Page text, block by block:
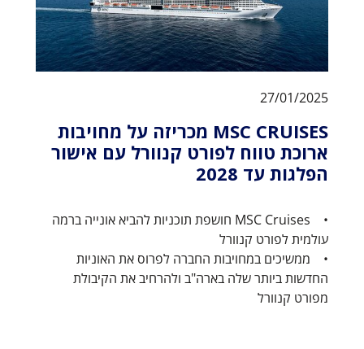
27/01/2025
MSC CRUISES מכריזה על מחויבות
ארוכת טווח לפורט קנוורל עם אישור
הפלגות עד 2028
• MSC Cruises חושפת תוכניות להביא אונייה ברמה
עולמית לפורט קנוורל
• ממשיכים במחויבות החברה לפרוס את האוניות
החדשות ביותר שלה בארה"ב ולהרחיב את הקיבולת
מפורט קנוורל